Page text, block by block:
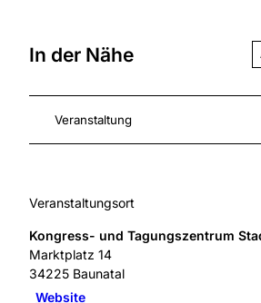
In der Nähe
Veranstaltung
Veranstaltungsort
Kongress- und Tagungszentrum
Marktplatz 14
34225 Baunatal
Website